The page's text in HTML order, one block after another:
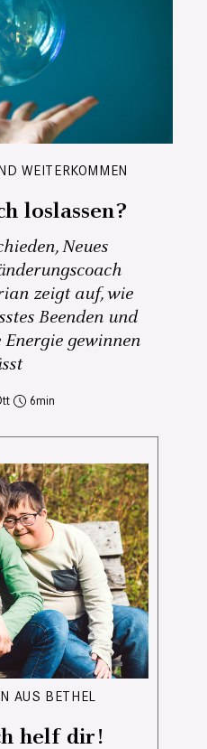
WEITERKOMMEN
loslassen?
Neues
zeigt auf, wie
Beenden und
gewinnen
6
AUS BETHEL
helf dir!